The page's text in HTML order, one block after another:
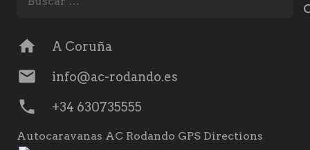
home A Coruña
mail info@ac-rodando.es
phone +34 630735555
Autocaravanas AC Rodando GPS Directions